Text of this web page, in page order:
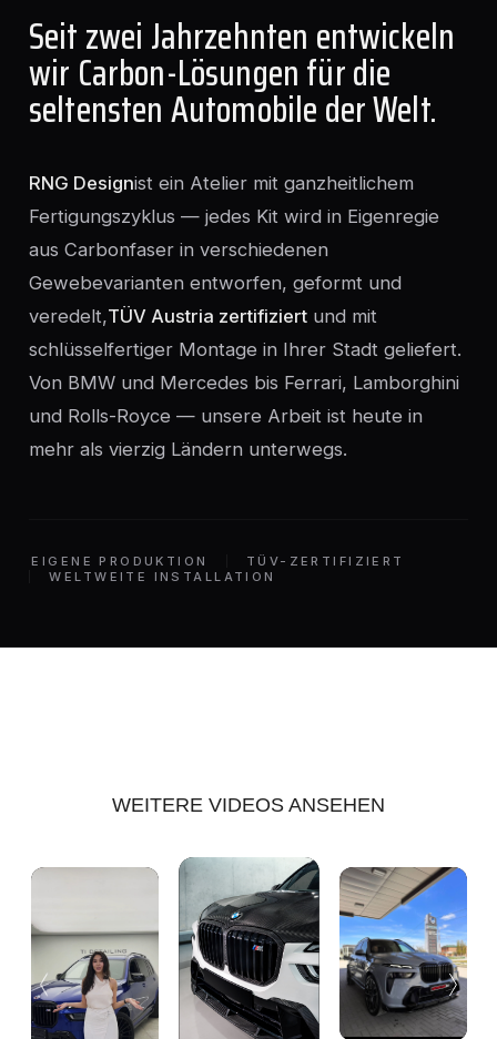
Seit zwei Jahrzehnten entwickeln
wir Carbon-Lösungen für die
seltensten Automobile der Welt.
RNG Designist ein Atelier mit ganzheitlichem
Fertigungszyklus — jedes Kit wird in Eigenregie
aus Carbonfaser in verschiedenen
Gewebevarianten entworfen, geformt und
veredelt,TÜV Austria zertifiziert und mit
schlüsselfertiger Montage in Ihrer Stadt geliefert.
Von BMW und Mercedes bis Ferrari, Lamborghini
und Rolls-Royce — unsere Arbeit ist heute in
mehr als vierzig Ländern unterwegs.
EIGENE PRODUKTION
TÜV-ZERTIFIZIERT
WELTWEITE INSTALLATION
WEITERE VIDEOS ANSEHEN